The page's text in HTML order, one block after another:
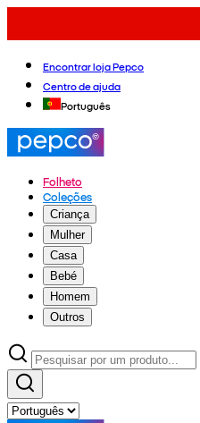
Encontrar loja Pepco
Centro de ajuda
Português
Folheto
Coleções
Criança
Mulher
Casa
Bebé
Homem
Outros